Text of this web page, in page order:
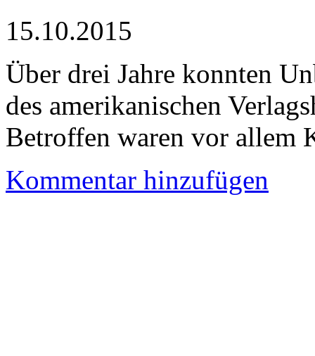
15.10.2015
Über drei Jahre konnten
des amerikanischen
Betroffen waren vor allem
Kommentar hinzufügen